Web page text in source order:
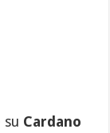
Cardano